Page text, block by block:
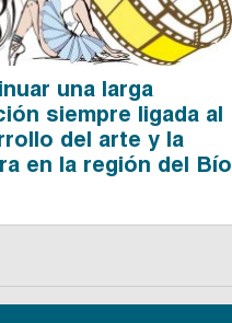
una larga
siempre ligada al
del arte y la
en la región del Bío